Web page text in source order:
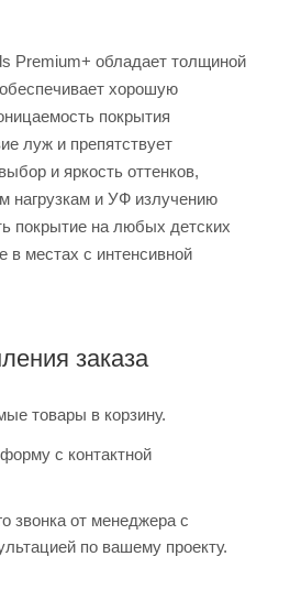
Premium+ обладает толщиной
хорошую
покрытия
луж и препятствует
и яркость оттенков,
нагрузкам и УФ излучению
покрытие на любых детских
в местах с интенсивной
заказа
товары в корзину.
с контактной
звонка от менеджера с
по вашему проекту.